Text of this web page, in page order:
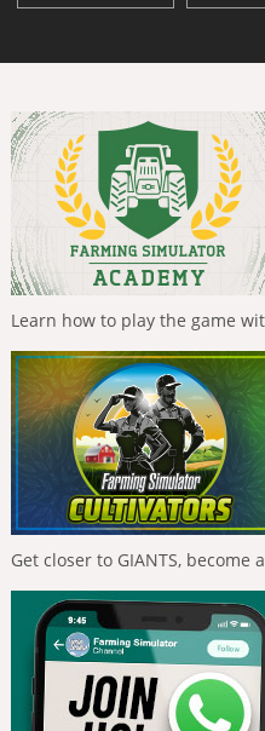
Learn how to play the game
Get closer to GIANTS, become